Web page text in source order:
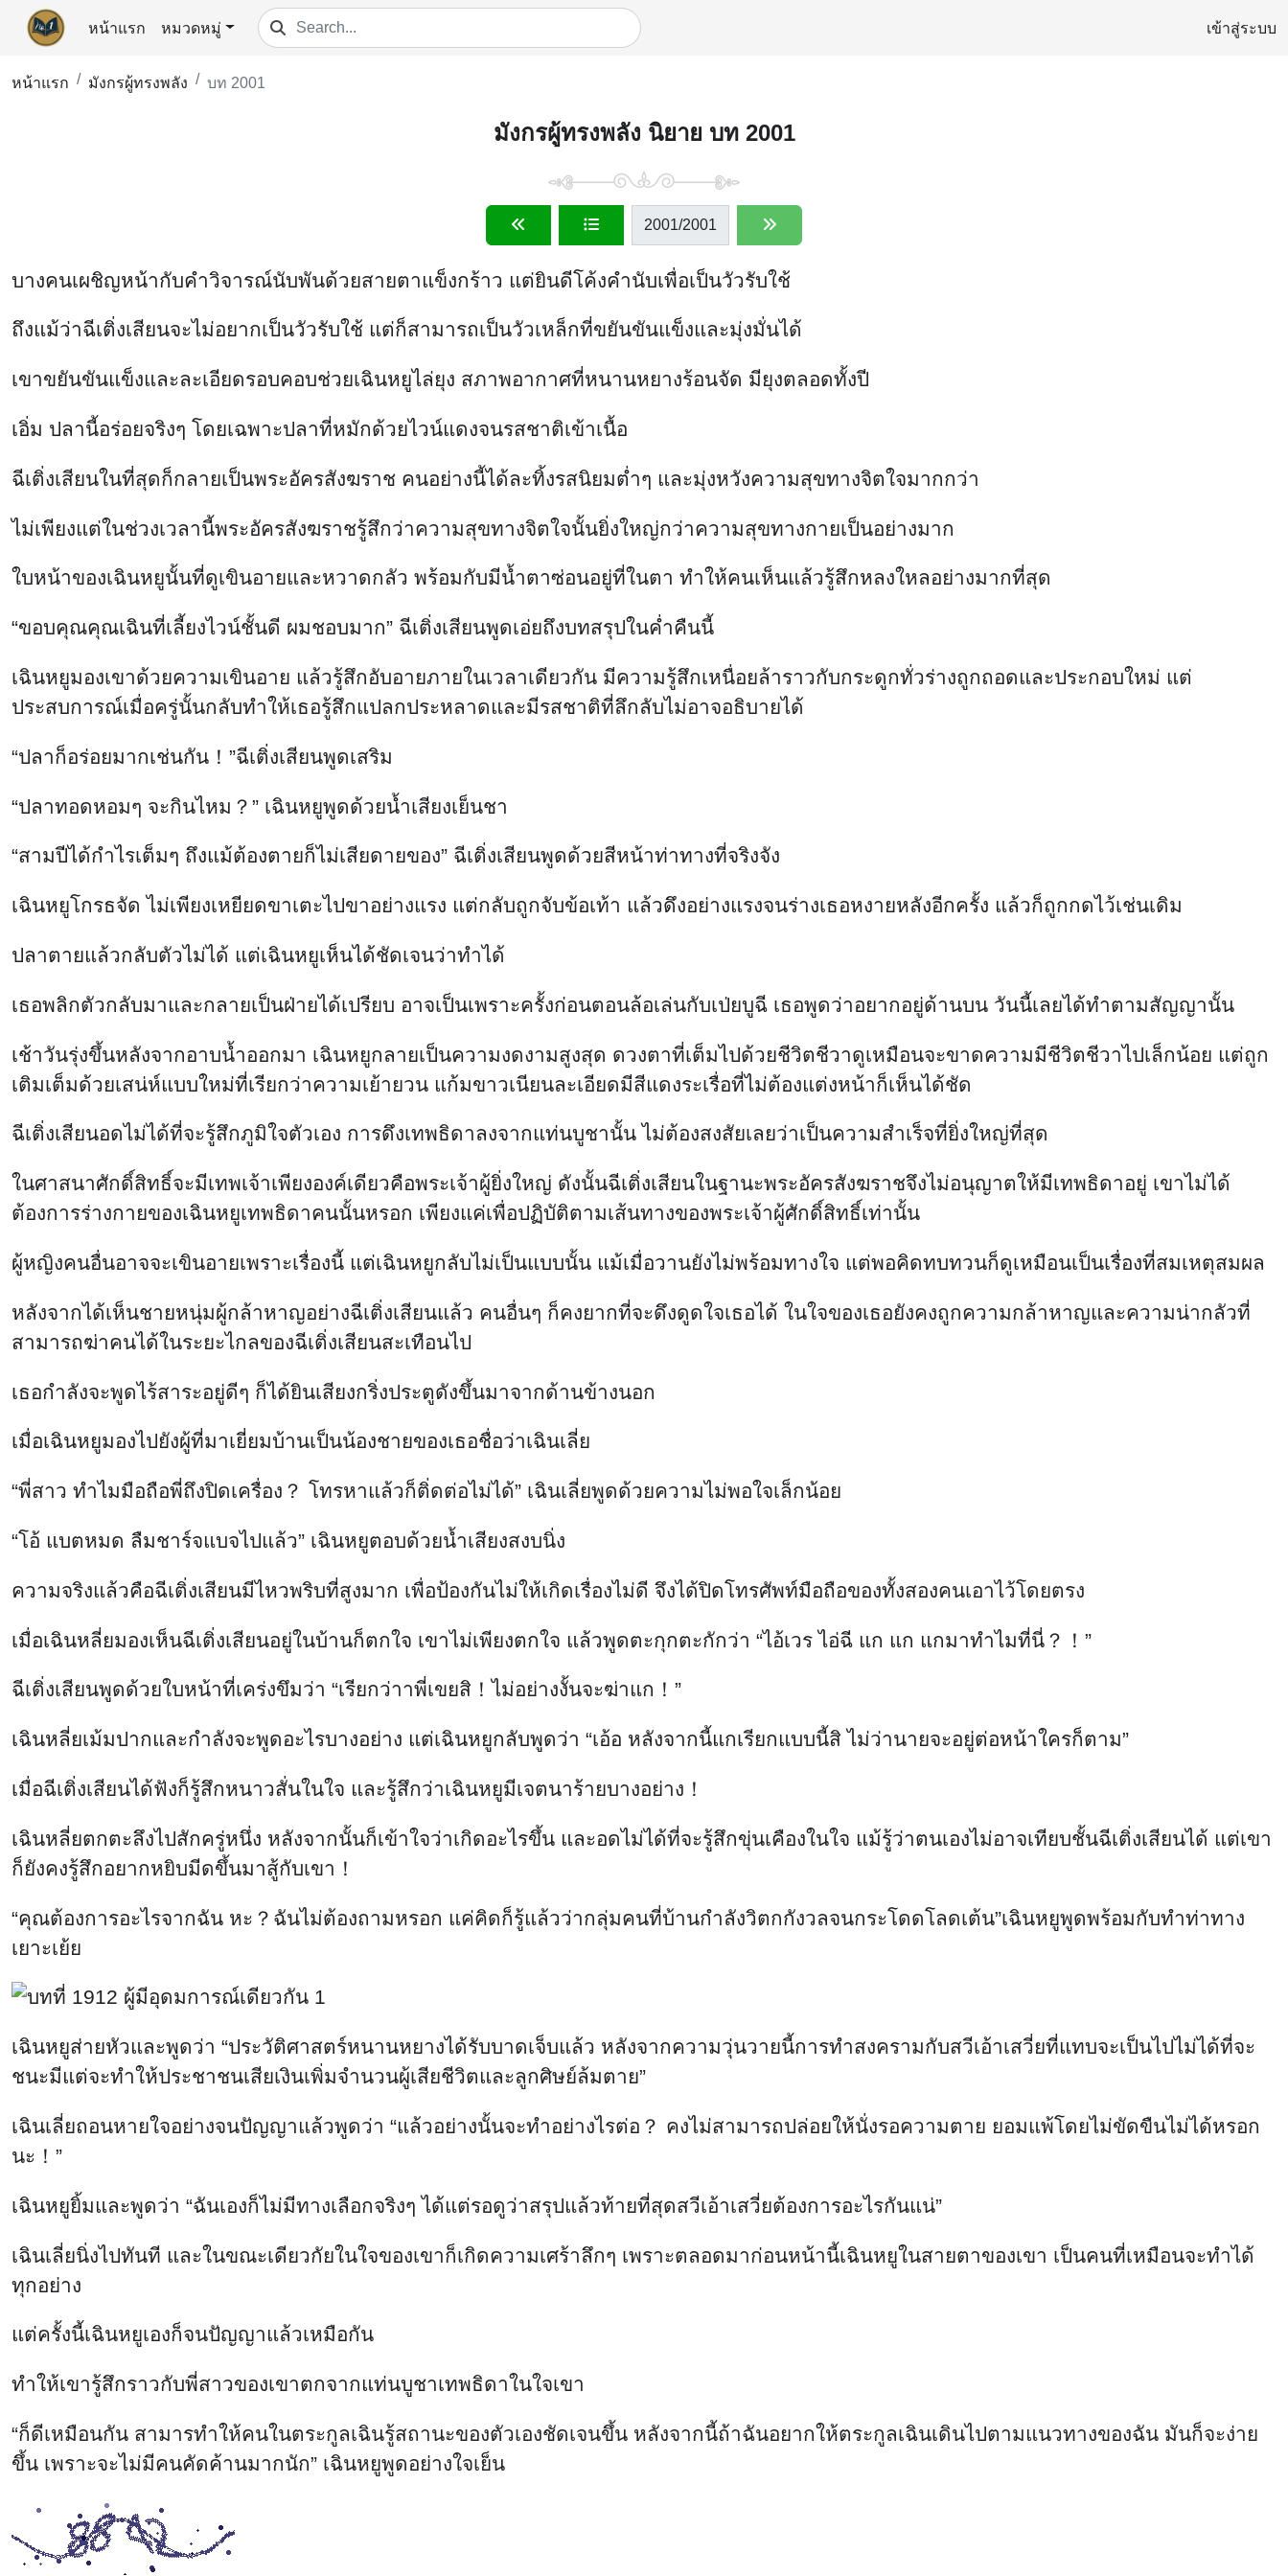
หน้าแรก หมวดหมู่ เข้าสู่ระบบ
หน้าแรก มังกรผู้ทรงพลัง บท 2001
มังกรผู้ทรงพลัง นิยาย บท 2001
2001/2001
บางคนเผชิญหน้ากับคำวิจารณ์นับพันด้วยสายตาแข็งกร้าว แต่ยินดีโค้งคำนับเพื่อเป็นวัวรับใช้
ถึงแม้ว่าฉีเติ่งเสียนจะไม่อยากเป็นวัวรับใช้ แต่ก็สามารถเป็นวัวเหล็กที่ขยันขันแข็งและมุ่งมั่นได้
เขาขยันขันแข็งและละเอียดรอบคอบช่วยเฉินหยูไล่ยุง สภาพอากาศที่หนานหยางร้อนจัด มียุงตลอดทั้งปี
เอิ่ม ปลานี้อร่อยจริงๆ โดยเฉพาะปลาที่หมักด้วยไวน์แดงจนรสชาติเข้าเนื้อ
ฉีเติ่งเสียนในที่สุดก็กลายเป็นพระอัครสังฆราช คนอย่างนี้ได้ละทิ้งรสนิยมต่ำๆ และมุ่งหวังความสุขทางจิตใจมากกว่า
ไม่เพียงแต่ในช่วงเวลานี้พระอัครสังฆราชรู้สึกว่าความสุขทางจิตใจนั้นยิ่งใหญ่กว่าความสุขทางกายเป็นอย่างมาก
ใบหน้าของเฉินหยูนั้นที่ดูเขินอายและหวาดกลัว พร้อมกับมีน้ำตาซ่อนอยู่ที่ในตา ทำให้คนเห็นแล้วรู้สึกหลงใหลอย่างมากที่สุด
“ขอบคุณคุณเฉินที่เลี้ยงไวน์ชั้นดี ผมชอบมาก” ฉีเติ่งเสียนพูดเอ่ยถึงบทสรุปในค่ำคืนนี้
เฉินหยูมองเขาด้วยความเขินอาย แล้วรู้สึกอับอายภายในเวลาเดียวกัน มีความรู้สึกเหนื่อยล้าราวกับกระดูกทั่วร่างถูกถอดและประกอบใหม่ แต่
ประสบการณ์เมื่อครู่นั้นกลับทำให้เธอรู้สึกแปลกประหลาดและมีรสชาติที่ลึกลับไม่อาจอธิบายได้
“ปลาก็อร่อยมากเช่นกัน！”ฉีเติ่งเสียนพูดเสริม
“ปลาทอดหอมๆ จะกินไหม？” เฉินหยูพูดด้วยน้ำเสียงเย็นชา
“สามปีได้กำไรเต็มๆ ถึงแม้ต้องตายก็ไม่เสียดายของ” ฉีเติ่งเสียนพูดด้วยสีหน้าท่าทางที่จริงจัง
เฉินหยูโกรธจัด ไม่เพียงเหยียดขาเตะไปขาอย่างแรง แต่กลับถูกจับข้อเท้า แล้วดึงอย่างแรงจนร่างเธอหงายหลังอีกครั้ง แล้วก็ถูกกดไว้เช่นเดิม
ปลาตายแล้วกลับตัวไม่ได้ แต่เฉินหยูเห็นได้ชัดเจนว่าทำได้
เธอพลิกตัวกลับมาและกลายเป็นฝ่ายได้เปรียบ อาจเป็นเพราะครั้งก่อนตอนล้อเล่นกับเป่ยบูฉี เธอพูดว่าอยากอยู่ด้านบน วันนี้เลยได้ทำตามสัญญานั้น
เช้าวันรุ่งขึ้นหลังจากอาบน้ำออกมา เฉินหยูกลายเป็นความงดงามสูงสุด ดวงตาที่เต็มไปด้วยชีวิตชีวาดูเหมือนจะขาดความมีชีวิตชีวาไปเล็กน้อย แต่ถูก
เติมเต็มด้วยเสน่ห์แบบใหม่ที่เรียกว่าความเย้ายวน แก้มขาวเนียนละเอียดมีสีแดงระเรื่อที่ไม่ต้องแต่งหน้าก็เห็นได้ชัด
ฉีเติ่งเสียนอดไม่ได้ที่จะรู้สึกภูมิใจตัวเอง การดึงเทพธิดาลงจากแท่นบูชานั้น ไม่ต้องสงสัยเลยว่าเป็นความสำเร็จที่ยิ่งใหญ่ที่สุด
ในศาสนาศักดิ์สิทธิ์จะมีเทพเจ้าเพียงองค์เดียวคือพระเจ้าผู้ยิ่งใหญ่ ดังนั้นฉีเติ่งเสียนในฐานะพระอัครสังฆราชจึงไม่อนุญาตให้มีเทพธิดาอยู่ เขาไม่ได้
ต้องการร่างกายของเฉินหยูเทพธิดาคนนั้นหรอก เพียงแค่เพื่อปฏิบัติตามเส้นทางของพระเจ้าผู้ศักดิ์สิทธิ์เท่านั้น
ผู้หญิงคนอื่นอาจจะเขินอายเพราะเรื่องนี้ แต่เฉินหยูกลับไม่เป็นแบบนั้น แม้เมื่อวานยังไม่พร้อมทางใจ แต่พอคิดทบทวนก็ดูเหมือนเป็นเรื่องที่สมเหตุสมผล
หลังจากได้เห็นชายหนุ่มผู้กล้าหาญอย่างฉีเติ่งเสียนแล้ว คนอื่นๆ ก็คงยากที่จะดึงดูดใจเธอได้ ในใจของเธอยังคงถูกความกล้าหาญและความน่ากลัวที่
สามารถฆ่าคนได้ในระยะไกลของฉีเติ่งเสียนสะเทือนไป
เธอกำลังจะพูดไร้สาระอยู่ดีๆ ก็ได้ยินเสียงกริ่งประตูดังขึ้นมาจากด้านข้างนอก
เมื่อเฉินหยูมองไปยังผู้ที่มาเยี่ยมบ้านเป็นน้องชายของเธอชื่อว่าเฉินเลี่ย
“พี่สาว ทำไมมือถือพี่ถึงปิดเครื่อง？ โทรหาแล้วก็ติ่ดต่อไม่ได้” เฉินเลี่ยพูดด้วยความไม่พอใจเล็กน้อย
“โอ้ แบตหมด ลืมชาร์จแบจไปแล้ว” เฉินหยูตอบด้วยน้ำเสียงสงบนิ่ง
ความจริงแล้วคือฉีเติ่งเสียนมีไหวพริบที่สูงมาก เพื่อป้องกันไม่ให้เกิดเรื่องไม่ดี จึงได้ปิดโทรศัพท์มือถือของทั้งสองคนเอาไว้โดยตรง